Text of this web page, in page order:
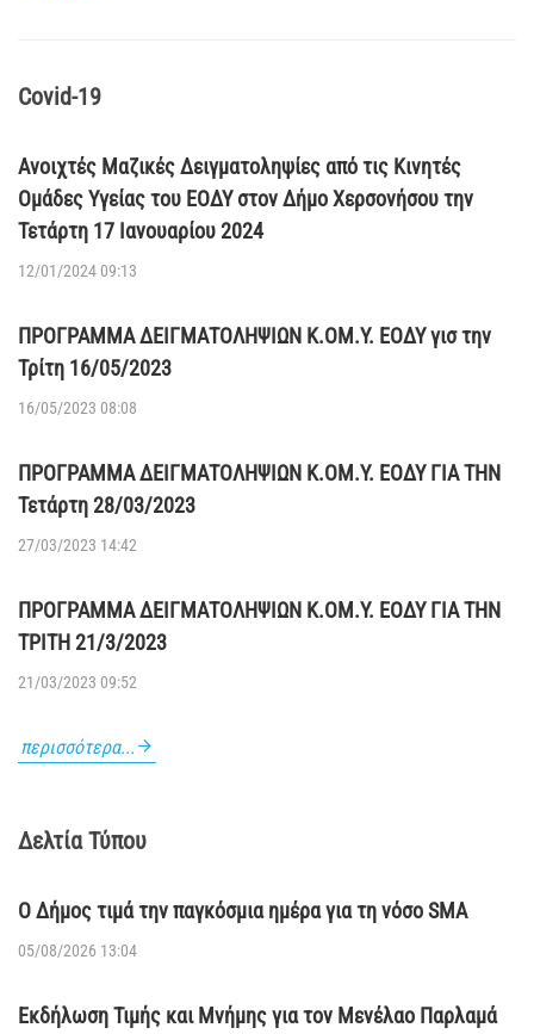
Covid-19
Ανοιχτές Μαζικές Δειγματοληψίες από τις Κινητές
Ομάδες Υγείας του ΕΟΔΥ στον Δήμο Χερσονήσου την
Τετάρτη 17 Ιανουαρίου 2024
12/01/2024 09:13
ΠΡΟΓΡΑΜΜΑ ΔΕΙΓΜΑΤΟΛΗΨΙΩΝ Κ.ΟΜ.Υ. ΕΟΔΥ γισ την
Τρίτη 16/05/2023
16/05/2023 08:08
ΠΡΟΓΡΑΜΜΑ ΔΕΙΓΜΑΤΟΛΗΨΙΩΝ Κ.ΟΜ.Υ. ΕΟΔΥ ΓΙΑ ΤΗΝ
Τετάρτη 28/03/2023
27/03/2023 14:42
ΠΡΟΓΡΑΜΜΑ ΔΕΙΓΜΑΤΟΛΗΨΙΩΝ Κ.ΟΜ.Υ. ΕΟΔΥ ΓΙΑ ΤΗΝ
ΤΡΙΤΗ 21/3/2023
21/03/2023 09:52
περισσότερα...
Δελτία Τύπου
Ο Δήμος τιμά την παγκόσμια ημέρα για τη νόσο SMA
05/08/2026 13:04
Εκδήλωση Τιμής και Μνήμης για τον Μενέλαο Παρλαμά